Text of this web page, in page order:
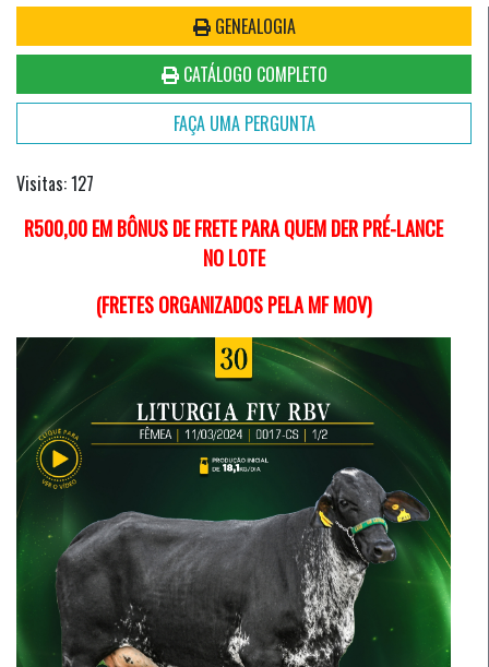
GENEALOGIA
CATÁLOGO COMPLETO
FAÇA UMA PERGUNTA
Visitas: 127
R500,00 EM BÔNUS DE FRETE PARA QUEM DER PRÉ-LANCE
NO LOTE
(FRETES ORGANIZADOS PELA MF MOV)